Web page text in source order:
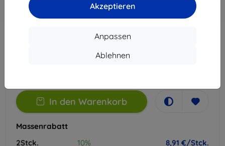
Akzeptieren
Anpassen
Ablehnen
-10%
Rabatt mit Gutschein
EXTRA10
Warenkorb
In den Warenkorb
Massenrabatt
2Stck.
10% 8,91 €/Stck.